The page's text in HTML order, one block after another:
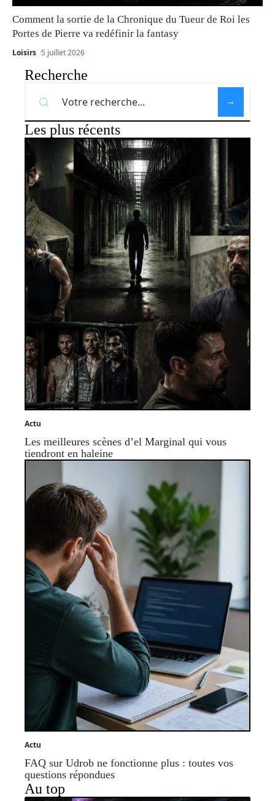
Comment la sortie de la Chronique du Tueur de Roi les
Portes de Pierre va redéfinir la fantasy
Loisirs 5 juillet 2026
Recherche
Les plus récents
Actu
Les meilleures scènes d’el Marginal qui vous
tiendront en haleine
Actu
FAQ sur Udrob ne fonctionne plus : toutes vos
questions répondues
Au top